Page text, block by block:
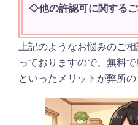
◇他の許認可に関する
上記のようなお悩みのご
っておりますので、無料
といったメリットが弊所の